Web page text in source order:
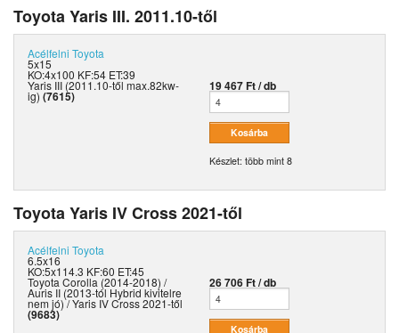
Toyota Yaris III. 2011.10-től
Acélfelni Toyota
5x15
KO:4x100 KF:54 ET:39
Yaris III (2011.10-től max.82kw-
ig) (7615)
19 467 Ft / db
Készlet: több mint 8
Toyota Yaris IV Cross 2021-től
Acélfelni Toyota
6.5x16
KO:5x114.3 KF:60 ET:45
Toyota Corolla (2014-2018) /
Auris II (2013-tól Hybrid kivitelre
nem jó) / Yaris IV Cross 2021-től
(9683)
26 706 Ft / db